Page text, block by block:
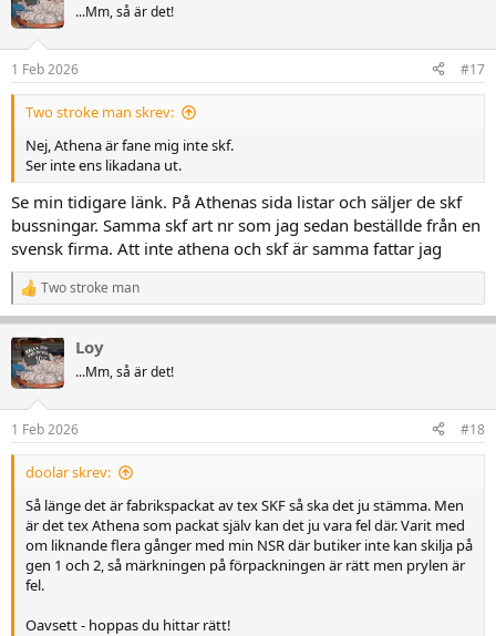
...Mm, så är det!
1 Feb 2026 #17
Two stroke man skrev:
Nej, Athena är fane mig inte skf.
Ser inte ens likadana ut.
Se min tidigare länk. På Athenas sida listar och säljer de skf
bussningar. Samma skf art nr som jag sedan beställde från en
svensk firma. Att inte athena och skf är samma fattar jag
R
e
k
t
i
e
r
Two stroke man
Loy
...Mm, så är det!
1 Feb 2026 #18
doolar skrev:
Så länge det är fabrikspackat av tex SKF så ska det ju stämma. Men
är det tex Athena som packat själv kan det ju vara fel där. Varit med
om liknande flera gånger med min NSR där butiker inte kan skilja på
gen 1 och 2, så märkningen på förpackningen är rätt men prylen är
fel.
Oavsett - hoppas du hittar rätt!